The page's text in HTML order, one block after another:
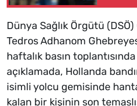
Dünya Sağlık Örgütü
Tedros Adhanom
haftalık basın toplantısında
açıklamada, Hollanda
isimli yolcu gemisinde
kalan bir kişinin son